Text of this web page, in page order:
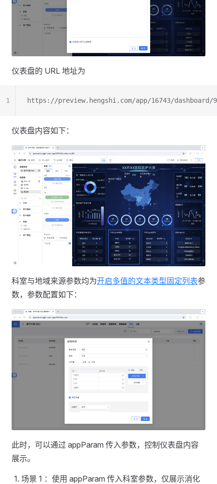
仪表盘的 URL 地址为
https://preview.hengshi.com/app/16743/dashboard/
1
仪表盘内容如下：
科室与地域来源参数均为开启多值的文本类型固定列表参
数，参数配置如下：
此时，可以通过 appParam 传入参数，控制仪表盘内容
展示。
场景 1 ：使用 appParam 传入科室参数，仅展示消化